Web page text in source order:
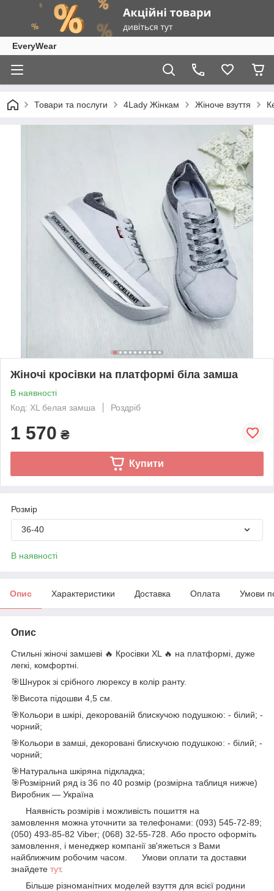
EveryWear
Товари та послуги 4Lady Жінкам Жіноче взуття
Жіночі кросівки на платформі біла замша
В наявності
Код: XL белая замша
Роздріб
1 570 ₴
Купити
Розмір
36-40
В наявності
Опис Характеристики Доставка Оплата Умови
Опис
Стильні жіночі замшеві 🔥 Кросівки XL 🔥 на платформі, дуже
легкі, комфортні.
🎯Шнурок зі срібного люрексу в колір ранту.
🎯Висота підошви 4,5 см.
🎯Кольори в шкірі, декорованій блискучою подушкою: - білий; -
чорний;
🎯Кольори в замші, декоровані блискучою подушкою: - білий; -
чорний;
🎯Натуральна шкіряна підкладка;
🎯Розмірний ряд із 36 по 40 розмір (розмірна таблиця нижче)
Виробник — Україна
Наявність розмірів і можливість пошиття на
замовлення можна уточнити за телефонами: (093) 545-72-89;
(050) 493-85-82 Viber; (068) 32-55-728. Або просто оформіть
замовлення, і менеджер компанії зв'яжеться з Вами
найближчим робочим часом. Умови оплати та доставки
знайдете тут.
Більше різноманітних моделей взуття для всієї родини